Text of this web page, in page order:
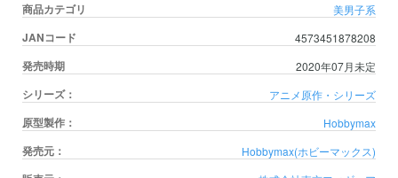
商品カテゴリ 美男子系
JANコード 4573451878208
発売時期 2020年07月未定
シリーズ： アニメ原作・シリーズ
原型製作： Hobbymax
発売元： Hobbymax(ホビーマックス)